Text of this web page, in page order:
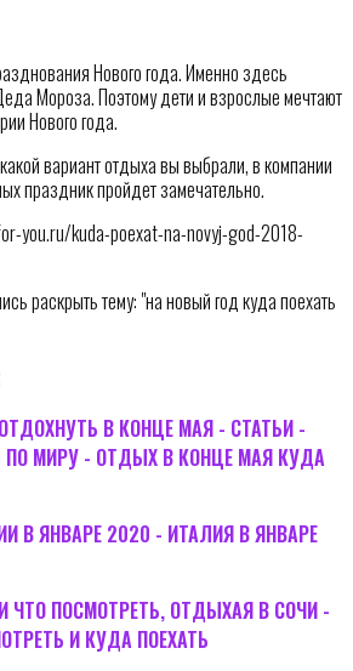
Нового года. Именно здесь
Мороза. Поэтому дети и взрослые мечтают
Нового года.
вариант отдыха вы выбрали, в компании
праздник пройдет замечательно.
you.ru/kuda-poexat-na-novyj-god-2018-
раскрыть тему: "на новый год куда поехать
В КОНЦЕ МАЯ - СТАТЬИ -
ПО МИРУ - ОТДЫХ В КОНЦЕ МАЯ КУДА
В ЯНВАРЕ 2020 - ИТАЛИЯ В ЯНВАРЕ
ЧТО ПОСМОТРЕТЬ, ОТДЫХАЯ В СОЧИ -
И КУДА ПОЕХАТЬ